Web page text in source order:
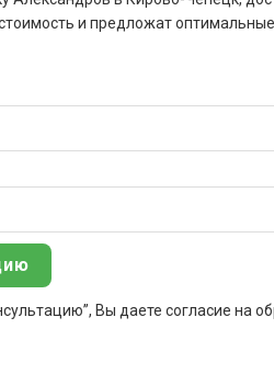
и предложат
Вы даете согласие на